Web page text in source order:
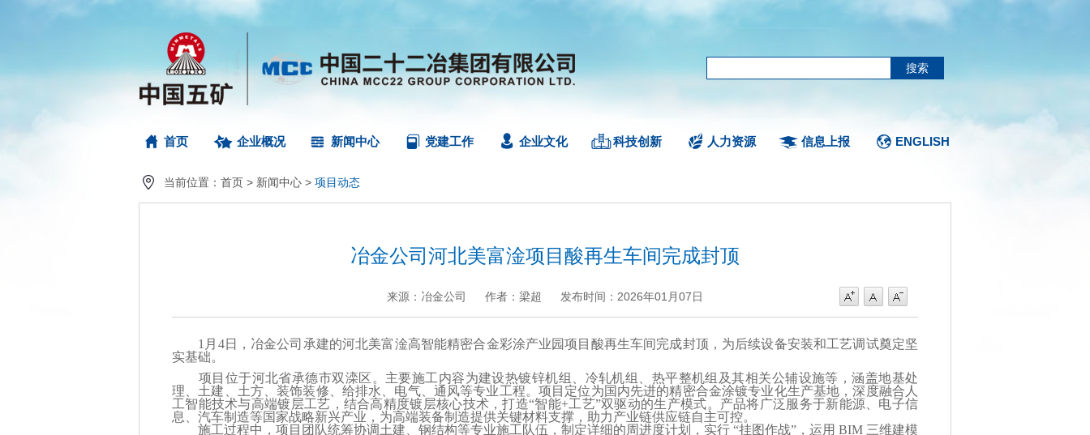
首页 企业概况 新闻中心 党建工作 企业文化 科技创新 人力资源 信息上报 ENGLISH
当前位置： 首页 > 新闻中心 > 项目动态
冶金公司河北美富淦项目酸再生车间完成封顶
来源：冶金公司 作者：梁超 发布时间：2026年01月07日
+ -
1月4日，冶金公司承建的河北美富淦高智能精密合金彩涂产业园项目酸再生车间完成封顶，为后续设备安装和工艺调试奠定坚
实基础。
项目位于河北省承德市双滦区。主要施工内容为建设热镀锌机组、冷轧机组、热平整机组及其相关公辅设施等，涵盖地基处
理、土建、土方、装饰装修、给排水、电气、通风等专业工程。项目定位为国内先进的精密合金涂镀专业化生产基地，深度融合人
工智能技术与高端镀层工艺，结合高精度镀层核心技术，打造“智能+工艺”双驱动的生产模式。产品将广泛服务于新能源、电子信
息、汽车制造等国家战略新兴产业，为高端装备制造提供关键材料支撑，助力产业链供应链自主可控。
施工过程中，项目团队统筹协调土建、钢结构等专业施工队伍，制定详细的周进度计划，实行 “挂图作战”，运用 BIM 三维建模